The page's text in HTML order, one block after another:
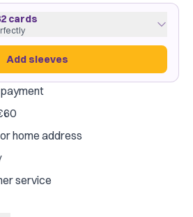
cards
Add sleeves
Shield Clear
Gamegenic
home address
service